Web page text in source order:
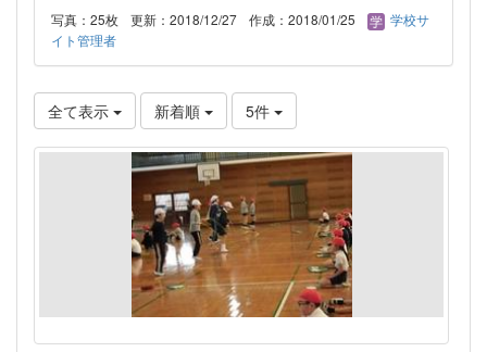
写真：25枚 更新：2018/12/27 作成：2018/01/25
学校サ
イト管理者
全て表示 新着順 5件